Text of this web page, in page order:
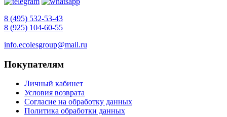
8 (495) 532-53-43
8 (925) 104-60-55
info.ecolesgroup@mail.ru
Покупателям
Личный кабинет
Условия возврата
Согласие на обработку данных
Политика обработки данных